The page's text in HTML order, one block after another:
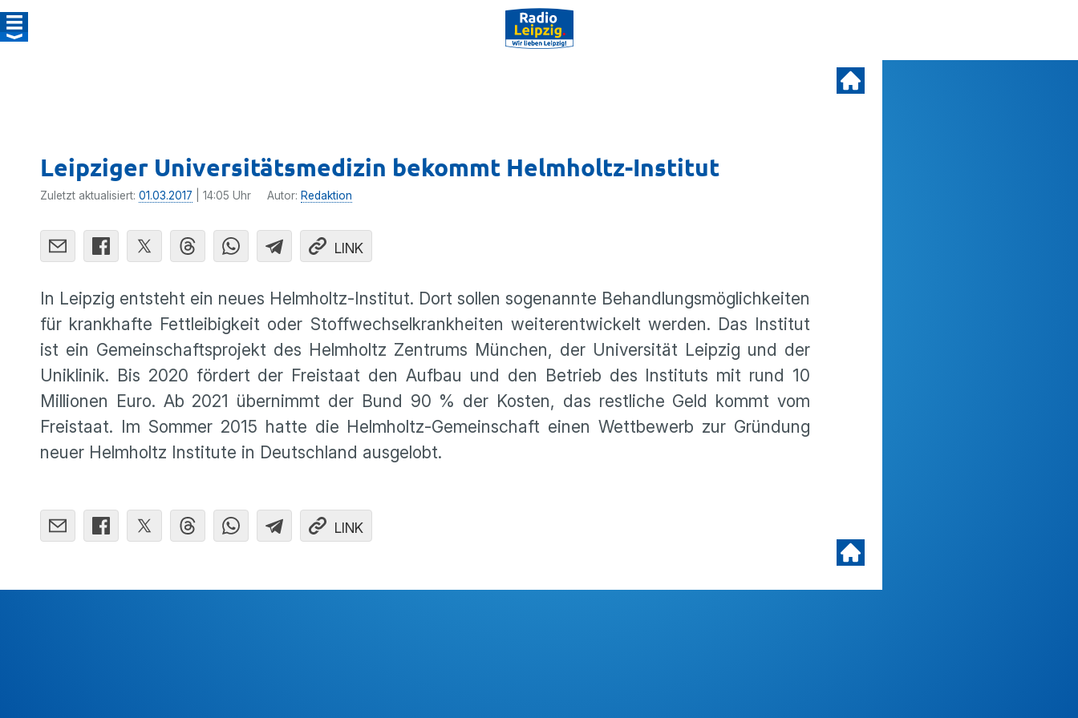
Leipziger Universi­tätsmedizin bekommt Helmholtz-Institut
Zuletzt aktualisiert: 01.03.2017 | 14:05 Uhr Autor: Redaktion
LINK
In Leipzig entsteht ein neues Helmholtz-Institut. Dort sollen sogenannte Behand­lungs­mög­lich­keiten
für krank­hafte Fettlei­big­keit oder Stoff­wech­sel­krank­heiten weiter­ent­wi­ckelt werden. Das Institut
ist ein Gemein­schafts­pro­jekt des Helmholtz Zentrums München, der Univer­sität Leipzig und der
Uniklinik. Bis 2020 fördert der Freistaat den Aufbau und den Betrieb des Insti­tuts mit rund 10
Millionen Euro. Ab 2021 übernimmt der Bund 90 % der Kosten, das restliche Geld kommt vom
Freistaat. Im Sommer 2015 hatte die Helmholtz-Gemein­schaft einen Wettbe­werb zur Gründung
neuer Helmholtz Insti­tute in Deutsch­land ausge­lobt.
LINK